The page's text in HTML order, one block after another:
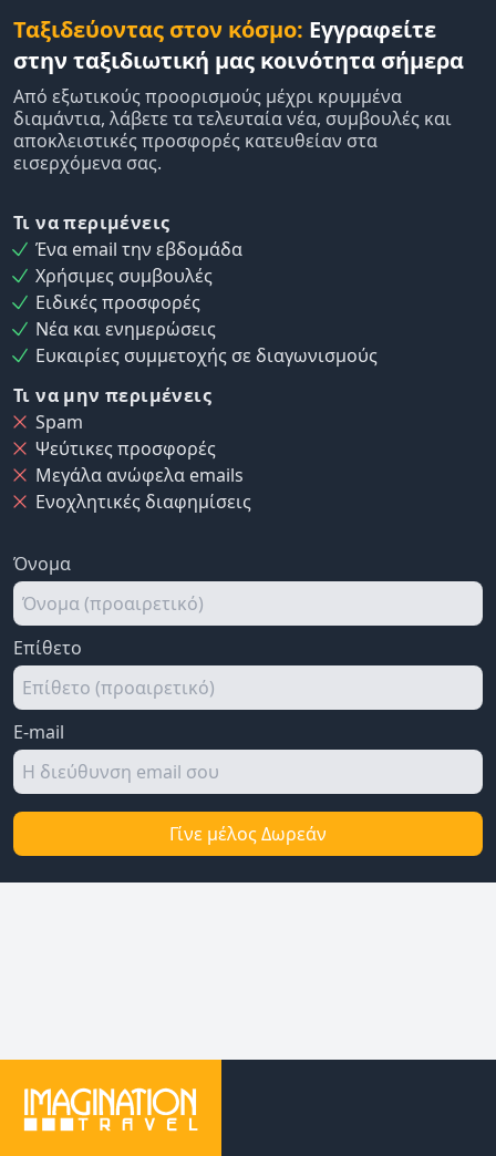
Ταξιδεύοντας στον κόσμο: Εγγραφείτε
στην ταξιδιωτική μας κοινότητα σήμερα
Από εξωτικούς προορισμούς μέχρι κρυμμένα
διαμάντια, λάβετε τα τελευταία νέα, συμβουλές και
αποκλειστικές προσφορές κατευθείαν στα
εισερχόμενα σας.
Τι να περιμένεις
Ένα email την εβδομάδα
Χρήσιμες συμβουλές
Ειδικές προσφορές
Νέα και ενημερώσεις
Ευκαιρίες συμμετοχής σε διαγωνισμούς
Τι να μην περιμένεις
Spam
Ψεύτικες προσφορές
Μεγάλα ανώφελα emails
Ενοχλητικές διαφημίσεις
Όνομα
Επίθετο
E-mail
Γίνε μέλος Δωρεάν